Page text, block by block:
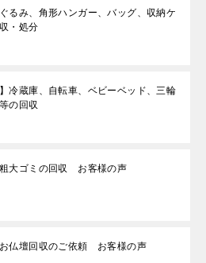
るみ、角形ハンガー、バッグ、収納ケ
・処分
】冷蔵庫、自転車、ベビーベッド、三輪
の回収
大ゴミの回収 お客様の声
仏壇回収のご依頼 お客様の声